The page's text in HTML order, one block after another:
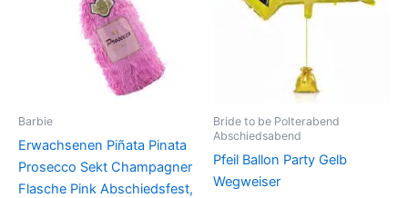
Barbie
Erwachsenen Piñata Pinata
Prosecco Sekt Champagner
Flasche Pink Abschiedsfest,
Bride to be Polterabend
Abschiedsabend
Pfeil Ballon Party Gelb
Wegweiser